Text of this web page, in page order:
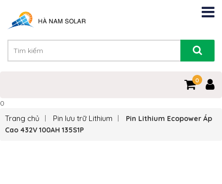
0
0
Trang chủ Pin lưu trữ Lithium
Pin Lithium Ecopower Áp
Cao 432V 100AH 135S1P